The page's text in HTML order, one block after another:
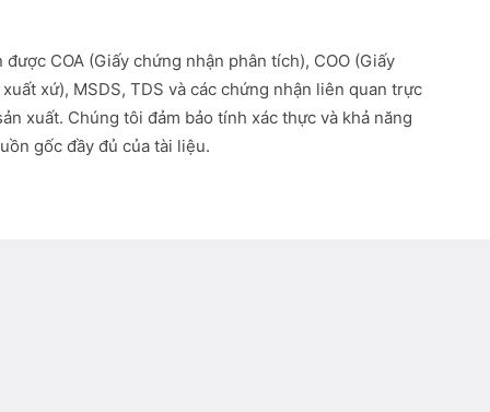
được COA (Giấy chứng nhận phân tích), COO (Giấy
xứ), MSDS, TDS và các chứng nhận liên quan trực
xuất. Chúng tôi đảm bảo tính xác thực và khả năng
gốc đầy đủ của tài liệu.